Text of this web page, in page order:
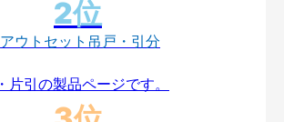
アウトセット吊戸・引分